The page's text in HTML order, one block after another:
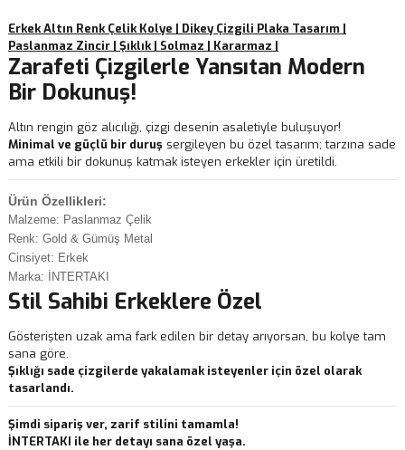
Erkek Altın Renk Çelik Kolye | Dikey Çizgili Plaka Tasarım |
Paslanmaz Zincir | Şıklık | Solmaz | Kararmaz |
Zarafeti Çizgilerle Yansıtan Modern
Bir Dokunuş!
Altın rengin göz alıcılığı, çizgi desenin asaletiyle buluşuyor!
Minimal ve güçlü bir duruş sergileyen bu özel tasarım; tarzına sade
ama etkili bir dokunuş katmak isteyen erkekler için üretildi.
Ürün Özellikleri:
Malzeme: Paslanmaz Çelik
Renk: Gold & Gümüş Metal
Cinsiyet: Erkek
Marka: İNTERTAKI
Stil Sahibi Erkeklere Özel
Gösterişten uzak ama fark edilen bir detay arıyorsan, bu kolye tam
sana göre.
Şıklığı sade çizgilerde yakalamak isteyenler için özel olarak
tasarlandı.
Şimdi sipariş ver, zarif stilini tamamla!
İNTERTAKI ile her detayı sana özel yaşa.